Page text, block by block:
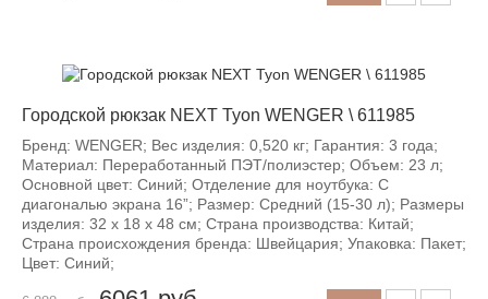
Городской рюкзак NEXT Tyon WENGER \ 611985
Бренд: WENGER; Вес изделия: 0,520 кг; Гарантия: 3 года;
Материал: Переработанный ПЭТ/полиэстер; Объем: 23 л;
Основной цвет: Синий; Отделение для ноутбука: С
диагональю экрана 16”; Размер: Средний (15-30 л); Размеры
изделия: 32 х 18 х 48 см; Страна производства: Китай;
Страна происхождения бренда: Швейцария; Упаковка: Пакет;
Цвет: Синий;
-12%